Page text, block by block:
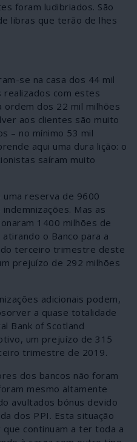
foram ludibriados. São
libras que terão de lhes
se na casa dos 44 mil
realizados com estes
ordem dos 22 mil milhões
aos clientes são muito
– no mínimo 53 mil
aqui uma dura lição: o
saíram muito
uma reserva de 9600
Mas as
1400 milhões de
o Banco para a
terceiro trimestre deste
prejuízo de 292 milhões
adicionais podem,
a quase totalidade
Bank of Scotland
um prejuízo de 315
trimestre de 2019.
dos bancos não foram
mesmo altamente
avultados bónus devido
dos PPI. Esta situação
continuam a ter toda a